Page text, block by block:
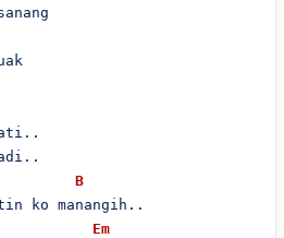
B
ko manangih..
Em